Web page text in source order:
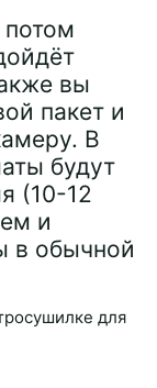
вы
пакет и
В
будут
(10-12
и
в обычной